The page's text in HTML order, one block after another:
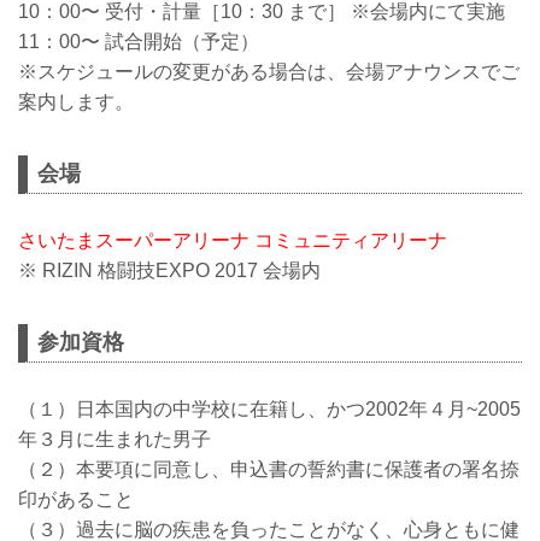
10：00〜 受付・計量［10：30 まで］ ※会場内にて実施
11：00〜 試合開始（予定）
※スケジュールの変更がある場合は、会場アナウンスでご
案内します。
会場
さいたまスーパーアリーナ コミュニティアリーナ
※ RIZIN 格闘技EXPO 2017 会場内
参加資格
（１）日本国内の中学校に在籍し、かつ2002年４月~2005
年３月に生まれた男子
（２）本要項に同意し、申込書の誓約書に保護者の署名捺
印があること
（３）過去に脳の疾患を負ったことがなく、心身ともに健